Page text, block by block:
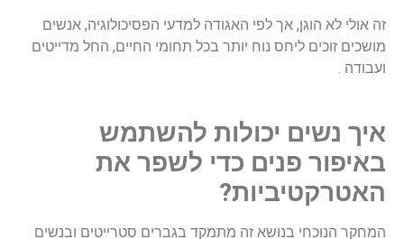
הוגן, אך לפי האגודה למדעי הפסיכולוגיה, אנשים
ליחס נוח יותר בכל תחומי החיים, החל מדייטים
יכולות להשתמש
פנים כדי לשפר את
בנושא זה מתמקד בגברים סטרייטים ובנשים